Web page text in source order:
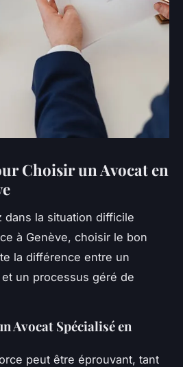
Choisir un Avocat en
dans la situation difficile
à Genève, choisir le bon
la différence entre un
un processus géré de
Avocat Spécialisé en
peut être éprouvant, tant